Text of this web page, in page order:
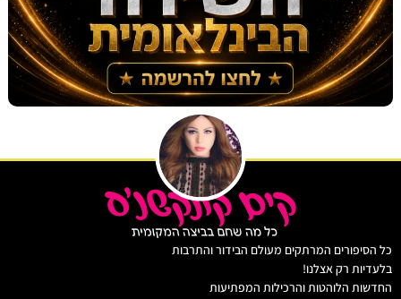
המרתקים מעולם הבידור והתרבות
רק אצלנו!
הלוהטות והרכילות המפתיעות